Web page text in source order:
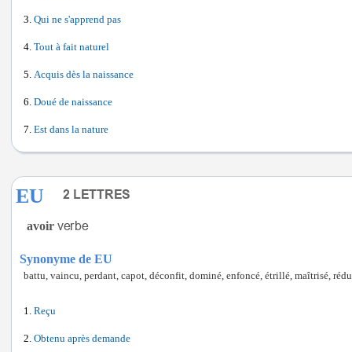
Qui ne s'apprend pas
Tout à fait naturel
Acquis dès la naissance
Doué de naissance
Est dans la nature
EU
avoir
Synonyme de EU
battu, vaincu, perdant, capot, déconfit, dominé, enfoncé, étrillé, maîtrisé,
Reçu
Obtenu après demande